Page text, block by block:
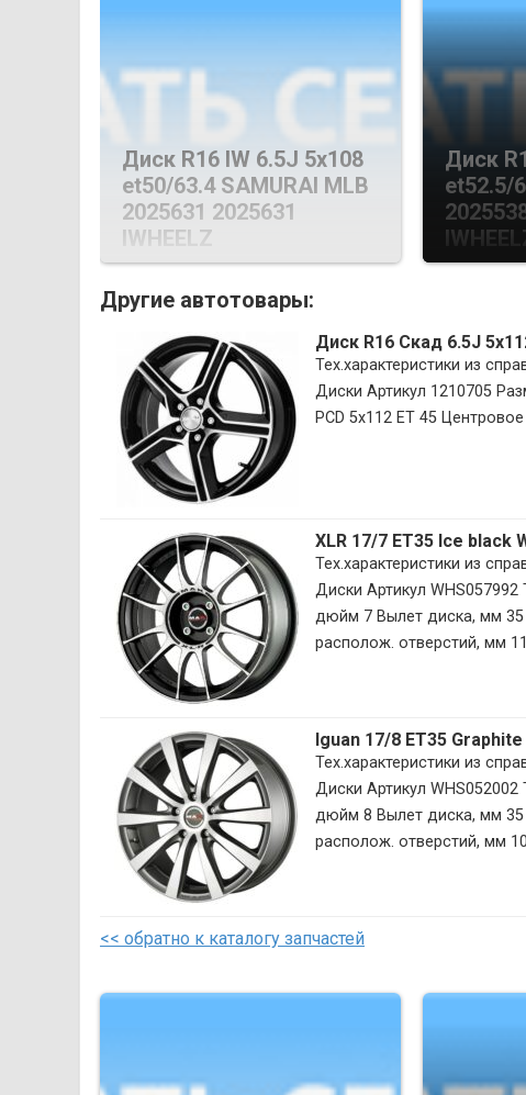
Диск R16 IW 6.5J 5х108
et50/63.4 SAMURAI MLB
2025631 2025631
IWHEELZ
Диск
et52.5/
Другие автотовары:
Диск R16 Скад 6.5J
Тех.характеристики из
Диски Артикул 1210705
PCD 5х112 ET 45
XLR 17/7 ET35 Ice black
Тех.характеристики из
Диски Артикул
дюйм 7 Вылет диска, мм 35
располож. отверстий, мм
Iguan 17/8 ET35
Тех.характеристики из
Диски Артикул
дюйм 8 Вылет диска, мм 35
располож. отверстий, мм
<< обратно к каталогу запчастей